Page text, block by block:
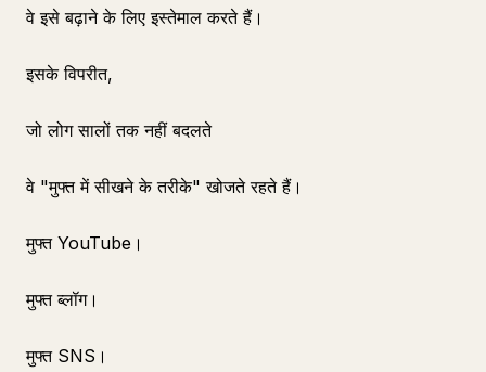
वे इसे बढ़ाने के लिए इस्तेमाल करते हैं।
इसके विपरीत,
जो लोग सालों तक नहीं बदलते
वे "मुफ्त में सीखने के तरीके" खोजते रहते हैं।
मुफ्त YouTube।
मुफ्त ब्लॉग।
मुफ्त SNS।